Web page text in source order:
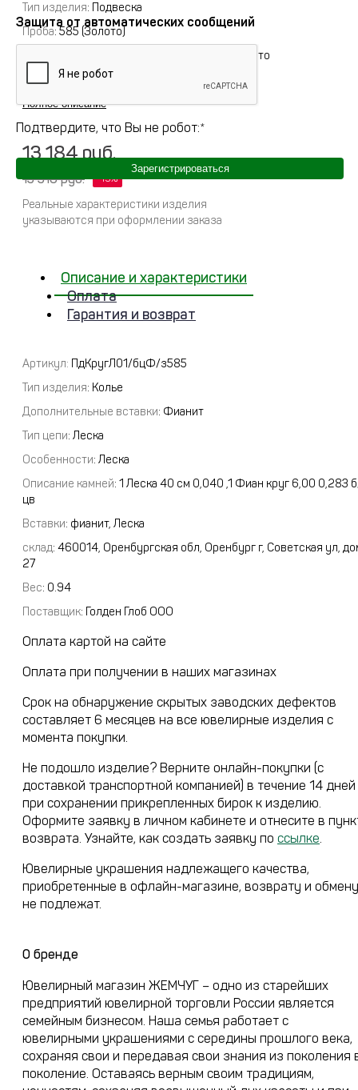
Тип изделия: Подвеска
Проба: 585 (Золото)
: Красное золото
Примерный вес:0
Полное описание
13 184 руб.
15 510 руб.
Реальные характеристики изделия
указываются при оформлении заказа
Описание и характеристики
Оплата
Гарантия и возврат
Артикул: ПдКругЛ01/бцФ/з585
Тип изделия: Колье
Дополнительные вставки: Фианит
Тип цепи: Леска
Особенности: Леска
Описание камней: 1 Леска 40 см 0,040 ,1 Фиан круг 6,00 0,283
цв
Вставки: фианит, Леска
склад: 460014, Оренбургская обл, Оренбург г, Советская ул,
27
Вес: 0.94
Поставщик: Голден Глоб ООО
Оплата картой на сайте
Оплата при получении в наших магазинах
Срок на обнаружение скрытых заводских дефектов
составляет 6 месяцев на все ювелирные изделия с
момента покупки.
Не подошло изделие? Верните онлайн-покупки (с
доставкой транспортной компанией) в течение 14 дней
при сохранении прикрепленных бирок к изделию.
Оформите заявку в личном кабинете и отнесите в
возврата. Узнайте, как создать заявку по ссылке.
Ювелирные украшения надлежащего качества,
приобретенные в офлайн-магазине, возврату и обмену
не подлежат.
О бренде
Ювелирный магазин ЖЕМЧУГ – одно из старейших
предприятий ювелирной торговли России является
семейным бизнесом. Наша семья работает с
ювелирными украшениями с середины прошлого века,
сохраняя свои и передавая свои знания из поколения
поколение. Оставаясь верным своим традициям,
Защита от автоматических сообщений
Подтвердите, что Вы не робот:*
Зарегистрироваться